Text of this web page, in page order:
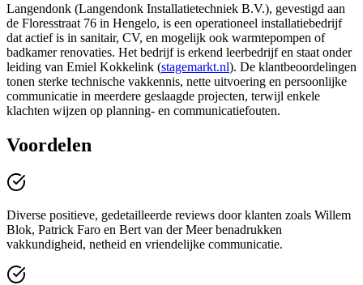
Langendonk (Langendonk Installatietechniek B.V.), gevestigd aan
de Floresstraat 76 in Hengelo, is een operationeel installatiebedrijf
dat actief is in sanitair, CV, en mogelijk ook warmtepompen of
badkamer renovaties. Het bedrijf is erkend leerbedrijf en staat onder
leiding van Emiel Kokkelink (stagemarkt.nl). De klantbeoordelingen
tonen sterke technische vakkennis, nette uitvoering en persoonlijke
communicatie in meerdere geslaagde projecten, terwijl enkele
klachten wijzen op planning- en communicatiefouten.
Voordelen
Diverse positieve, gedetailleerde reviews door klanten zoals Willem
Blok, Patrick Faro en Bert van der Meer benadrukken
vakkundigheid, netheid en vriendelijke communicatie.